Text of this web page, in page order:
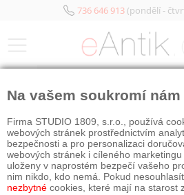
736 646 913(pondělí -
Na vašem soukromí nám
Firma STUDIO 1809, s.r.o., používá
webových stránek prostřednictvím
bezpečnosti a pro personalizaci
webových stránek i cíleného
uloženy v naprostém bezpečí vašeho
nim nikdo, kdo nemá. Pokud
nezbytné cookies, které mají na starost